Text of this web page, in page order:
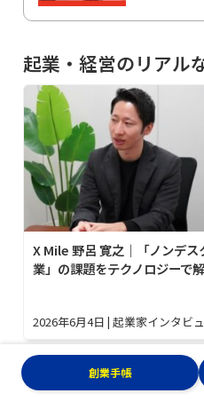
起業・経営のリアル
X Mile 野呂 寛之｜「ノンデス
業」の課題をテクノロジーで
2026年6月4日 | 起業家インタビ
起業・経営ニュ
創業手帳